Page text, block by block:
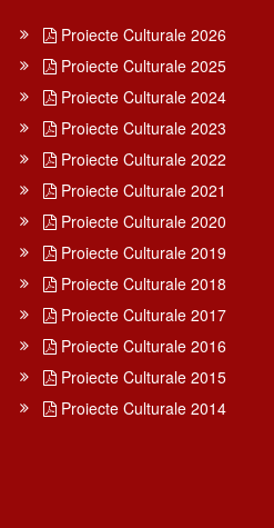
Proiecte Culturale 2026
Proiecte Culturale 2025
Proiecte Culturale 2024
Proiecte Culturale 2023
Proiecte Culturale 2022
Proiecte Culturale 2021
Proiecte Culturale 2020
Proiecte Culturale 2019
Proiecte Culturale 2018
Proiecte Culturale 2017
Proiecte Culturale 2016
Proiecte Culturale 2015
Proiecte Culturale 2014